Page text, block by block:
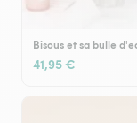
Bisous et sa bulle
41,95 €